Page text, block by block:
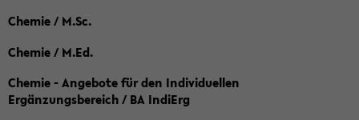
Chemie / M.Sc.
Chemie / M.Ed.
Chemie - Angebote für den Individuellen
Ergänzungsbereich / BA IndiErg